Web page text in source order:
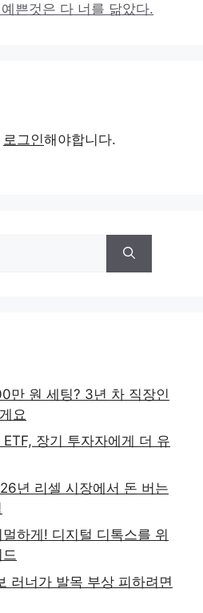
쁜것은 다 너를 닮았다.
로그인해야합니다.
만 원 세팅? 3년 차 직장인
요
장기 투자자에게 더 유
년 리셀 시장에서 돈 버는
하게! 디지털 디톡스를 위
러너가 발목 부상 피하려면